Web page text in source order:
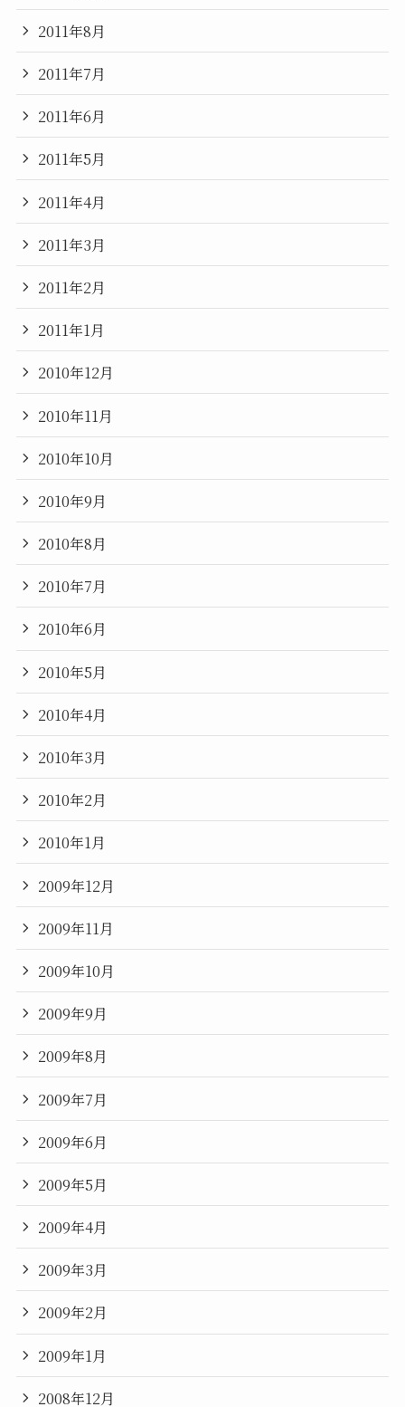
2011年8月
2011年7月
2011年6月
2011年5月
2011年4月
2011年3月
2011年2月
2011年1月
2010年12月
2010年11月
2010年10月
2010年9月
2010年8月
2010年7月
2010年6月
2010年5月
2010年4月
2010年3月
2010年2月
2010年1月
2009年12月
2009年11月
2009年10月
2009年9月
2009年8月
2009年7月
2009年6月
2009年5月
2009年4月
2009年3月
2009年2月
2009年1月
2008年12月